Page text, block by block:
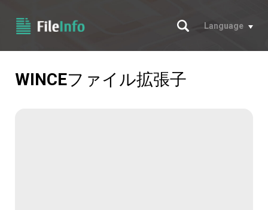
サーチ
Language
WINCEファイル拡張子